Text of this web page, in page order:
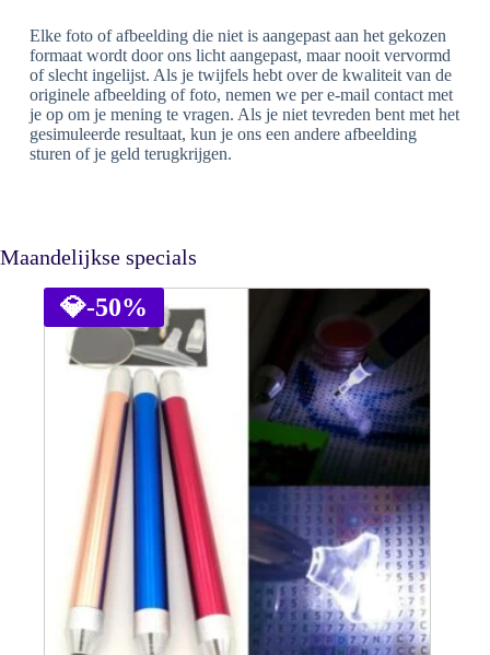
Elke foto of afbeelding die niet is aangepast aan het gekozen
formaat wordt door ons licht aangepast, maar nooit vervormd
of slecht ingelijst. Als je twijfels hebt over de kwaliteit van de
originele afbeelding of foto, nemen we per e-mail contact met
je op om je mening te vragen. Als je niet tevreden bent met het
gesimuleerde resultaat, kun je ons een andere afbeelding
sturen of je geld terugkrijgen.
Maandelijkse specials
💎-50%